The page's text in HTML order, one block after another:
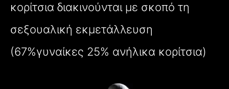
κορίτσια διακινούνται με σκοπό τη
σεξουαλική εκμετάλλευση
(67%γυναίκες 25% ανήλικα κορίτσια)